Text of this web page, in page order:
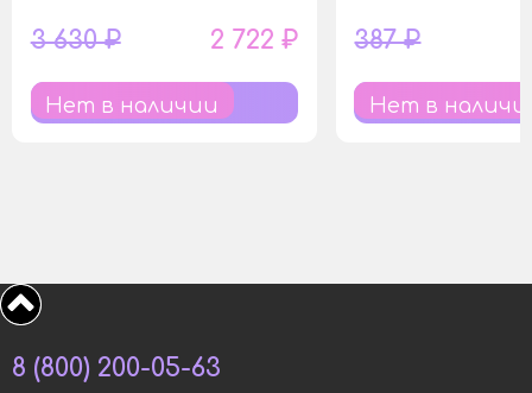
3 630 ₽ 2 722 ₽
Нет в наличии
387 ₽
Нет в
8 (800) 200-05-63